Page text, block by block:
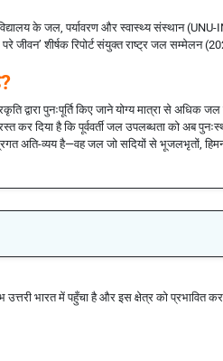
के जल, पर्यावरण और स्वास्थ्य संस्थान (UNU-
जीवन’ शीर्षक रिपोर्ट संयुक्त राष्ट्र जल सम्मेलन
द्वारा पुनःपूर्ति किए जाने योग्य मात्रा से अधिक
कर दिया है कि पूर्ववर्ती जल उपलब्धता को अब
अति-व्यय है—वह जल जो सदियों से भूजलभृतों,
उत्तरी भारत में पहुँचा है और इस क्षेत्र को